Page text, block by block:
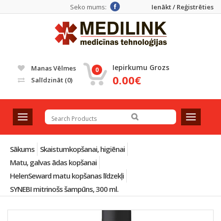
Ienākt / Reģistrēties
Seko mums:
Manas Vēlmes
Salīdzināt (0)
0 Iepirkumu Grozs
0.00€
T
o
g
g
e
n
a
v
i
T
o
g
v
i
Sākums Skaistumkopšanai, higiēnai
Matu, galvas ādas kopšanai
HelenSeward matu kopšanas līdzekļi
SYNEBI mitrinošs šampūns, 300 ml.